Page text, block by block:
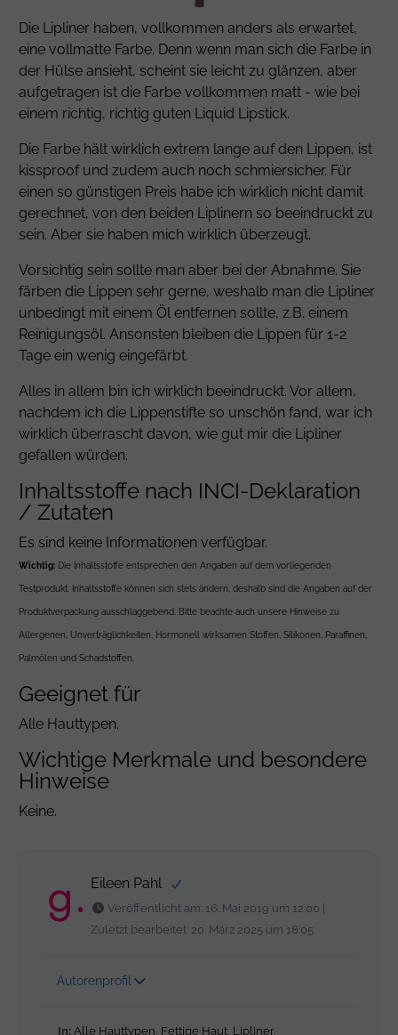
Die Lipliner haben, vollkommen anders als erwartet,
eine vollmatte Farbe. Denn wenn man sich die Farbe in
der Hülse ansieht, scheint sie leicht zu glänzen, aber
aufgetragen ist die Farbe vollkommen matt - wie bei
einem richtig, richtig guten Liquid Lipstick.
Die Farbe hält wirklich extrem lange auf den Lippen, ist
kissproof und zudem auch noch schmiersicher. Für
einen so günstigen Preis habe ich wirklich nicht damit
gerechnet, von den beiden Liplinern so beeindruckt zu
sein. Aber sie haben mich wirklich überzeugt.
Vorsichtig sein sollte man aber bei der Abnahme. Sie
färben die Lippen sehr gerne, weshalb man die Lipliner
unbedingt mit einem Öl entfernen sollte, z.B. einem
Reinigungsöl. Ansonsten bleiben die Lippen für 1-2
Tage ein wenig eingefärbt.
Alles in allem bin ich wirklich beeindruckt. Vor allem,
nachdem ich die Lippenstifte so unschön fand, war ich
wirklich überrascht davon, wie gut mir die Lipliner
gefallen würden.
Inhaltsstoffe nach INCI-Deklaration
/ Zutaten
Es sind keine Informationen verfügbar.
Wichtig: Die Inhaltsstoffe entsprechen den Angaben auf dem vorliegenden
Testprodukt. Inhaltsstoffe können sich stets ändern, deshalb sind die Angaben auf der
Produktverpackung ausschlaggebend. Bitte beachte auch unsere Hinweise zu
Allergenen, Unverträglichkeiten, Hormonell wirksamen Stoffen, Silikonen, Paraffinen,
Palmölen und Schadstoffen.
Geeignet für
Alle Hauttypen.
Wichtige Merkmale und besondere
Hinweise
Keine.
Eileen Pahl
Veröffentlicht am: 16. Mai 2019 um 12:00 |
Zuletzt bearbeitet: 20. März 2025 um 18:05
Autorenprofil
In: Alle Hauttypen Fettige Haut Lipliner,